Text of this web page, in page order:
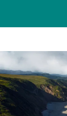
zeulen. We